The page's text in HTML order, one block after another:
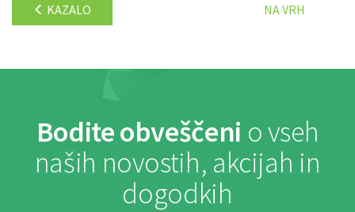
KAZALO NA VRH
Bodite obveščeni o vseh
naših novostih, akcijah in
dogodkih